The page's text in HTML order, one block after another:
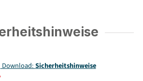
Download:Sicherheitshinweise